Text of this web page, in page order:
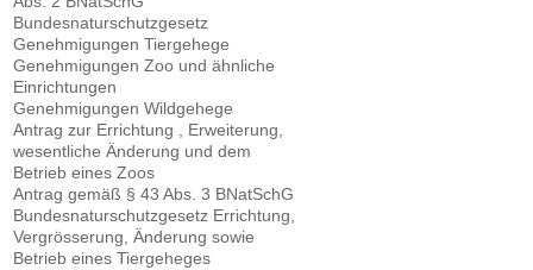
Bundesnaturschutzgesetz
Genehmigungen Tiergehege
Genehmigungen Zoo und ähnliche
Einrichtungen
Genehmigungen Wildgehege
Antrag zur Errichtung , Erweiterung,
wesentliche Änderung und dem
Betrieb eines Zoos
Antrag gemäß § 43 Abs. 3 BNatSchG
Bundesnaturschutzgesetz Errichtung,
Vergrösserung, Änderung sowie
Betrieb eines Tiergeheges